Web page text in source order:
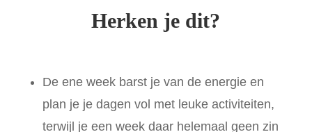
Herken je dit?
De ene week barst je van de energie en
plan je je dagen vol met leuke activiteiten,
terwijl je een week daar helemaal geen zin